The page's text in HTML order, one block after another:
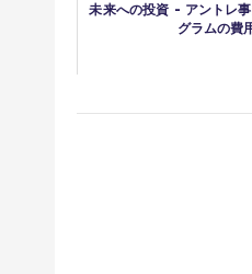
未来への投資 - アントレ
グラムの費